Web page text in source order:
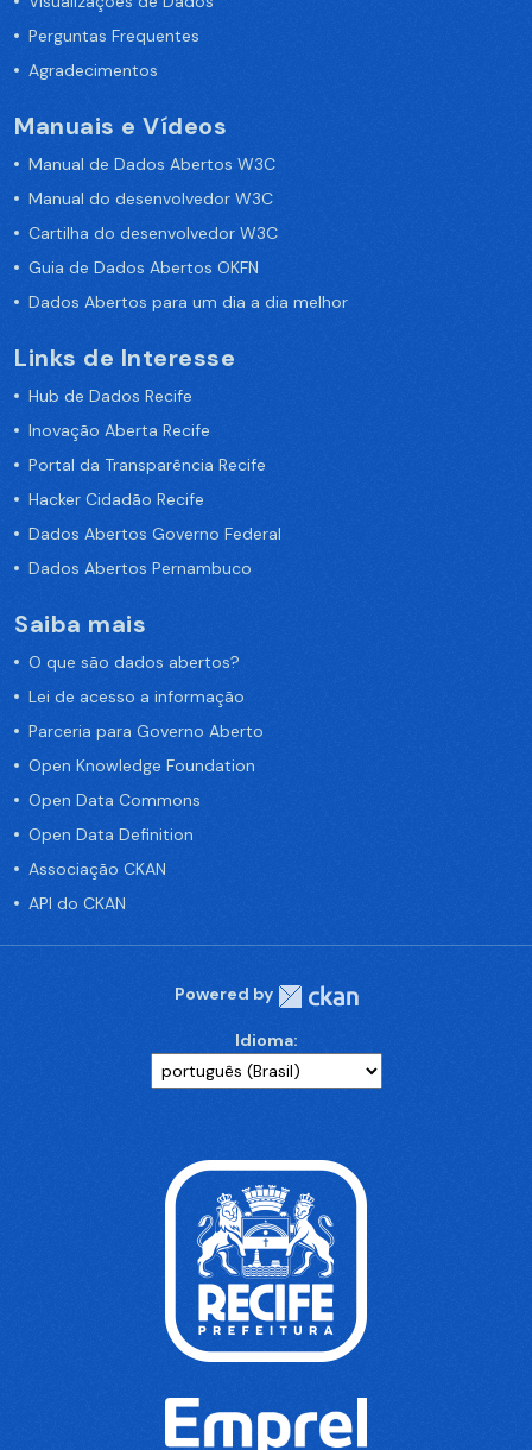
Perguntas Frequentes
Agradecimentos
Manuais e Vídeos
Manual de Dados Abertos W3C
Manual do desenvolvedor W3C
Cartilha do desenvolvedor W3C
Guia de Dados Abertos OKFN
Dados Abertos para um dia a dia melhor
Links de Interesse
Hub de Dados Recife
Inovação Aberta Recife
Portal da Transparência Recife
Hacker Cidadão Recife
Dados Abertos Governo Federal
Dados Abertos Pernambuco
Saiba mais
O que são dados abertos?
Lei de acesso a informação
Parceria para Governo Aberto
Open Knowledge Foundation
Open Data Commons
Open Data Definition
Associação CKAN
API do CKAN
Powered by
Idioma